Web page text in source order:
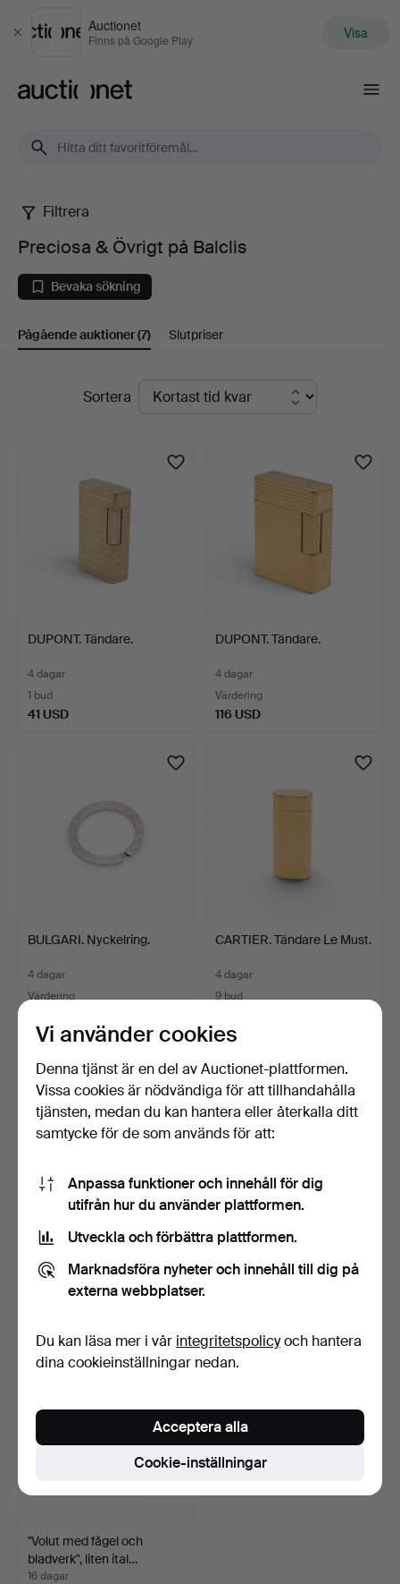
Stäng
Auctionet
Finns på Google Play Visa
Preciosa
Övrigt
på
Balclis
Filtrera
Preciosa & Övrigt på Balclis
Bevaka sökning
Pågående auktioner(7) Slutpriser
PågåendeSortera
DUPONT. Tändare.
4 dagar
1 bud
41 USD
DUPONT. Tändare.
4 dagar
Värdering
116 USD
BULGARI. Nyckelring.
4 dagar
Värdering
CARTIER. Tändare Le Must.
4 dagar
9 bud
Stiftpenna och två
kulspetspennor Cross gu…
4 dagar
Värdering
Två broscher och en ring i
16 dagar
"Volut med fågel och
bladverk", liten ital…
16 dagar
Vi använder cookies
Denna tjänst är en del av Auctionet-plattformen.
Vissa cookies är nödvändiga för att tillhandahålla
tjänsten, medan du kan hantera eller återkalla ditt
samtycke för de som används för att:
Anpassa funktioner och innehåll för dig
utifrån hur du använder plattformen.
Utveckla och förbättra plattformen.
Marknadsföra nyheter och innehåll till dig på
externa webbplatser.
Du kan läsa mer i vår integritetspolicyoch hantera
dina cookieinställningar nedan.
Cookie-inställningar
Acceptera alla